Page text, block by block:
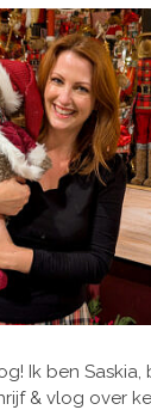
Ik ben
& vlog over